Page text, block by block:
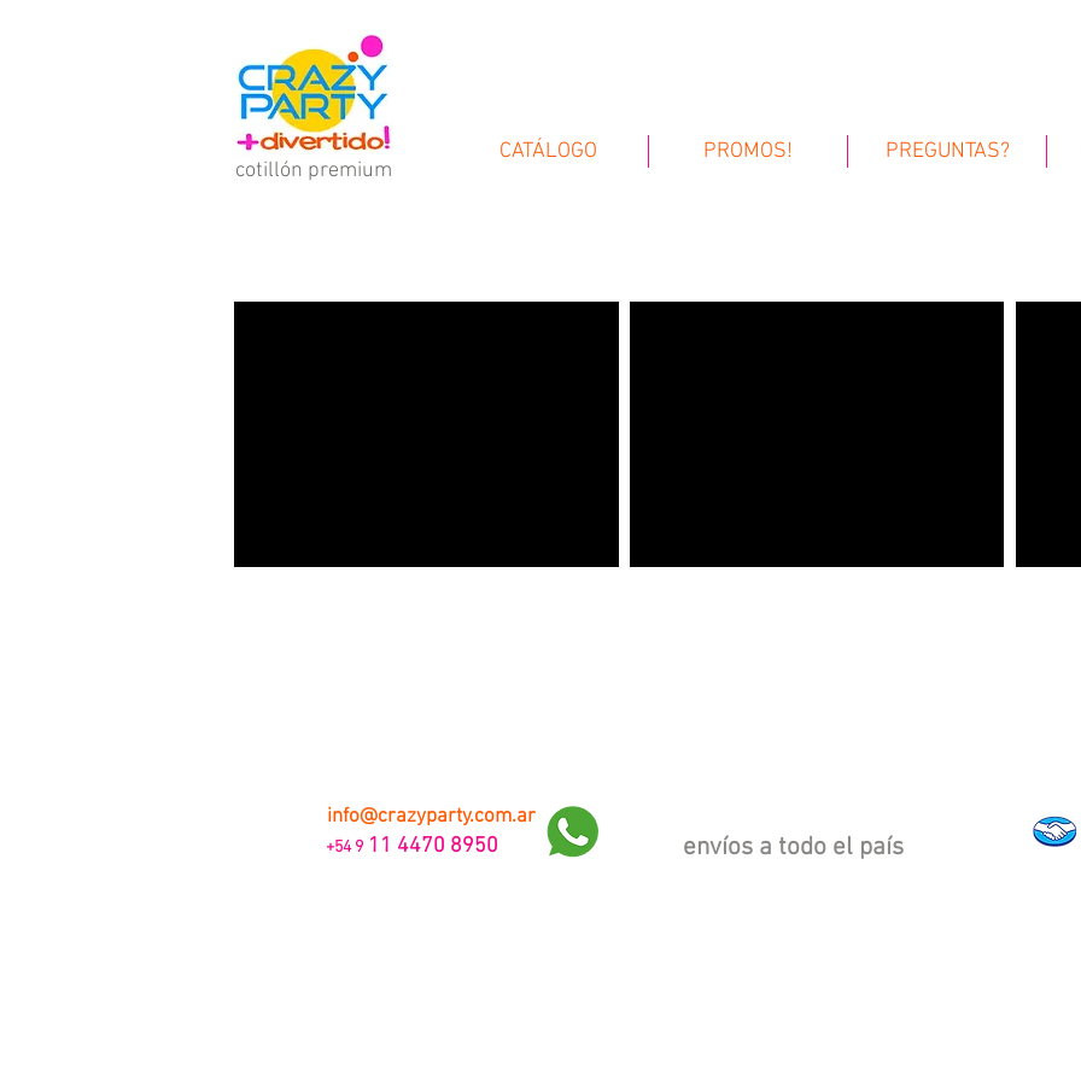
cotillón premium
CATÁLOGO PROMOS! PREGUNTAS?
info@crazyparty.com.ar
+54 9 11 4470 8950 envíos a todo el país